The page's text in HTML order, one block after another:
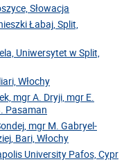
Słowacja
Łabaj, Split,
Uniwersytet w Split,
Włochy
mgr A. Dryji, mgr E.
Pasaman
mgr M. Gabryel-
Bari, Włochy
University Pafos, Cypr